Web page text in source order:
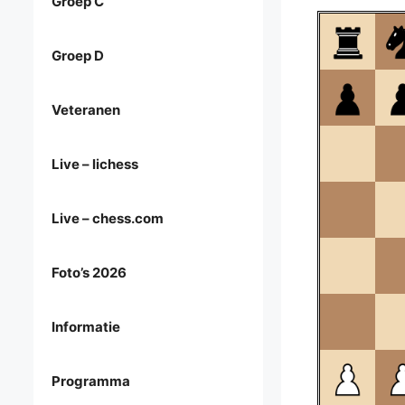
Groep D
Veteranen
Live – lichess
Live – chess.com
Foto’s 2026
Informatie
Programma